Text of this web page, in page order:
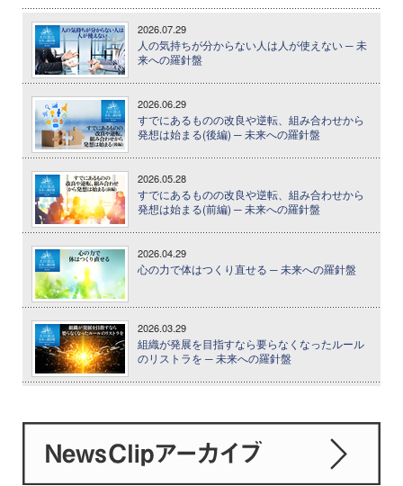
2026.07.29
人の気持ちが分からない人は人が使えない ─ 未
来への羅針盤
2026.06.29
すでにあるものの改良や逆転、組み合わせから
発想は始まる(後編) ─ 未来への羅針盤
2026.05.28
すでにあるものの改良や逆転、組み合わせから
発想は始まる(前編) ─ 未来への羅針盤
2026.04.29
心の力で体はつくり直せる ─ 未来への羅針盤
2026.03.29
組織が発展を目指すなら要らなくなったルール
のリストラを ─ 未来への羅針盤